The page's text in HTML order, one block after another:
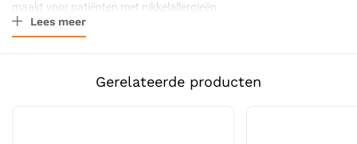
maakt voor patiënten met nikkelallergieën.
Eigenschappen
Materiaal: 100% titanium
Lees meer
Gerelateerde producten